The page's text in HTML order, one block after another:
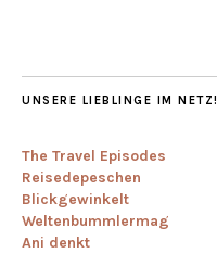
UNSERE LIEBLINGE IM NETZ!
The Travel Episodes
Reisedepeschen
Blickgewinkelt
Weltenbummlermag
Ani denkt